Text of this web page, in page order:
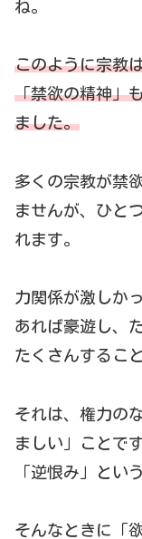
ね。
このように宗教
「禁欲の精神」
ました。
多くの宗教が禁
ませんが、ひと
れます。
力関係が激しか
あれば豪遊し、
たくさんするこ
それは、権力の
ましい」ことで
「逆恨み」とい
そんなときに「